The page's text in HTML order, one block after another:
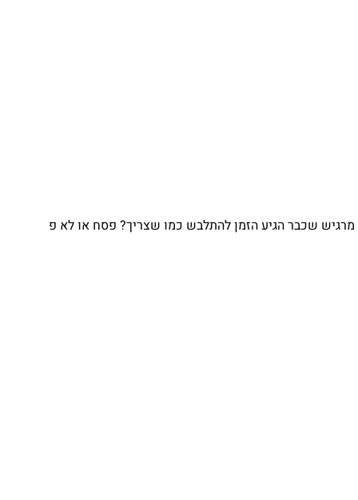
מרגיש שכבר הגיע הזמן להתלבש כמו שצריך? פסח או לא פ